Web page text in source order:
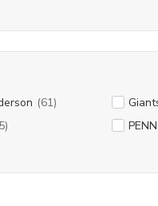
(61)
PENN